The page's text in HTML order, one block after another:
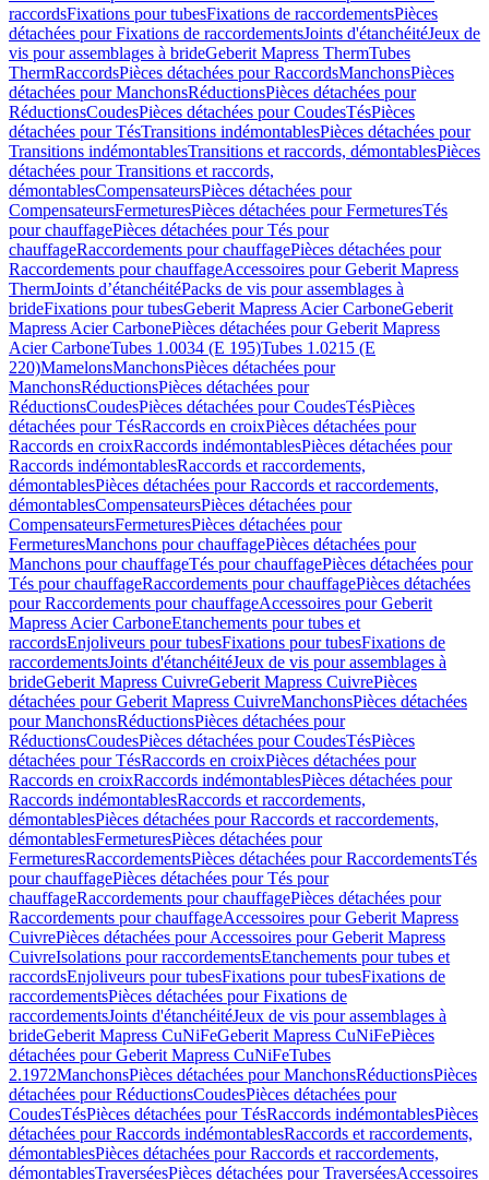
raccordsFixations pour tubesFixations de raccordementsPièces
détachées pour Fixations de raccordementsJoints d'étanchéitéJeux de
vis pour assemblages à brideGeberit Mapress ThermTubes
ThermRaccordsPièces détachées pour RaccordsManchonsPièces
détachées pour ManchonsRéductionsPièces détachées pour
RéductionsCoudesPièces détachées pour CoudesTésPièces
détachées pour TésTransitions indémontablesPièces détachées pour
Transitions indémontablesTransitions et raccords, démontablesPièces
détachées pour Transitions et raccords,
démontablesCompensateursPièces détachées pour
CompensateursFermeturesPièces détachées pour FermeturesTés
pour chauffagePièces détachées pour Tés pour
chauffageRaccordements pour chauffagePièces détachées pour
Raccordements pour chauffageAccessoires pour Geberit Mapress
ThermJoints d’étanchéitéPacks de vis pour assemblages à
brideFixations pour tubesGeberit Mapress Acier CarboneGeberit
Mapress Acier CarbonePièces détachées pour Geberit Mapress
Acier CarboneTubes 1.0034 (E 195)Tubes 1.0215 (E
220)MamelonsManchonsPièces détachées pour
ManchonsRéductionsPièces détachées pour
RéductionsCoudesPièces détachées pour CoudesTésPièces
détachées pour TésRaccords en croixPièces détachées pour
Raccords en croixRaccords indémontablesPièces détachées pour
Raccords indémontablesRaccords et raccordements,
démontablesPièces détachées pour Raccords et raccordements,
démontablesCompensateursPièces détachées pour
CompensateursFermeturesPièces détachées pour
FermeturesManchons pour chauffagePièces détachées pour
Manchons pour chauffageTés pour chauffagePièces détachées pour
Tés pour chauffageRaccordements pour chauffagePièces détachées
pour Raccordements pour chauffageAccessoires pour Geberit
Mapress Acier CarboneEtanchements pour tubes et
raccordsEnjoliveurs pour tubesFixations pour tubesFixations de
raccordementsJoints d'étanchéitéJeux de vis pour assemblages à
brideGeberit Mapress CuivreGeberit Mapress CuivrePièces
détachées pour Geberit Mapress CuivreManchonsPièces détachées
pour ManchonsRéductionsPièces détachées pour
RéductionsCoudesPièces détachées pour CoudesTésPièces
détachées pour TésRaccords en croixPièces détachées pour
Raccords en croixRaccords indémontablesPièces détachées pour
Raccords indémontablesRaccords et raccordements,
démontablesPièces détachées pour Raccords et raccordements,
démontablesFermeturesPièces détachées pour
FermeturesRaccordementsPièces détachées pour RaccordementsTés
pour chauffagePièces détachées pour Tés pour
chauffageRaccordements pour chauffagePièces détachées pour
Raccordements pour chauffageAccessoires pour Geberit Mapress
CuivrePièces détachées pour Accessoires pour Geberit Mapress
CuivreIsolations pour raccordementsEtanchements pour tubes et
raccordsEnjoliveurs pour tubesFixations pour tubesFixations de
raccordementsPièces détachées pour Fixations de
raccordementsJoints d'étanchéitéJeux de vis pour assemblages à
brideGeberit Mapress CuNiFeGeberit Mapress CuNiFePièces
détachées pour Geberit Mapress CuNiFeTubes
2.1972ManchonsPièces détachées pour ManchonsRéductionsPièces
détachées pour RéductionsCoudesPièces détachées pour
CoudesTésPièces détachées pour TésRaccords indémontablesPièces
détachées pour Raccords indémontablesRaccords et raccordements,
démontablesPièces détachées pour Raccords et raccordements,
démontablesTraverséesPièces détachées pour TraverséesAccessoires